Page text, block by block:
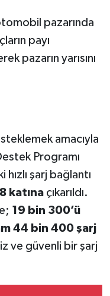
pazarında
payı
pazarın yarısını
amacıyla
Programı
şarj bağlantı
8 katınaçıkarıldı.
19 bin 300’ü
44 bin 400 şarj
ve güvenli bir şarj